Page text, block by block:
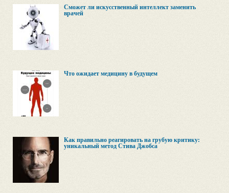
Сможет ли искусственный интеллект заменить
врачей
Что ожидает медицину в будущем
Как правильно реагировать на грубую критику:
уникальный метод Стива Джобса